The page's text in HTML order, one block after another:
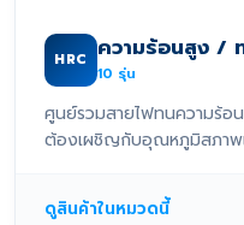
HRC ความร้อนสูง /
10 รุ่น
ศูนย์รวมสายไฟทนความร้อ
ต้องเผชิญกับอุณหภูมิสภาพ
ดูสินค้าในหมวดนี้